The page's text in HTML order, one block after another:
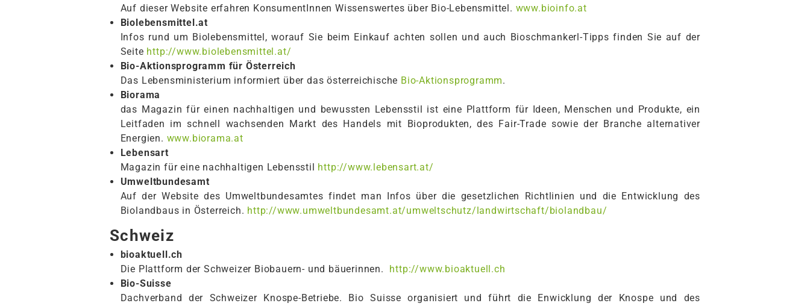
Auf dieser Website erfahren KonsumentInnen Wissenswertes über Bio-Lebensmittel. www.bioinfo.at
Biolebensmittel.at
Infos rund um Biolebensmittel, worauf Sie beim Einkauf achten sollen und auch Bioschmankerl-Tipps finden Sie auf der
Seite http://www.biolebensmittel.at/
Bio-Aktionsprogramm für Österreich
Das Lebensministerium informiert über das österreichische Bio-Aktionsprogramm.
Biorama
das Magazin für einen nachhaltigen und bewussten Lebensstil ist eine Plattform für Ideen, Menschen und Produkte, ein
Leitfaden im schnell wachsenden Markt des Handels mit Bioprodukten, des Fair-Trade sowie der Branche alternativer
Energien. www.biorama.at
Lebensart
Magazin für eine nachhaltigen Lebensstil http://www.lebensart.at/
Umweltbundesamt
Auf der Website des Umweltbundesamtes findet man Infos über die gesetzlichen Richtlinien und die Entwicklung des
Biolandbaus in Österreich. http://www.umweltbundesamt.at/umweltschutz/landwirtschaft/biolandbau/
Schweiz
bioaktuell.ch
Die Plattform der Schweizer Biobauern- und bäuerinnen.
http://www.bioaktuell.ch
Bio-Suisse
Dachverband der Schweizer Knospe-Betriebe. Bio Suisse organisiert und führt die Enwicklung der Knospe und des